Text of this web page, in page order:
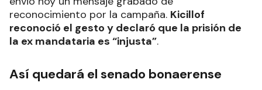
reconocimiento por la campaña. Kicillof
reconoció el gesto y declaró que la prisión de
la ex mandataria es “injusta”.
Así quedará el senado bonaerense